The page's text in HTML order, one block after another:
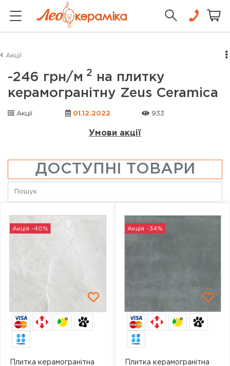
Акції
-246 грн/м 2
на плитку
керамогранітну Zeus Ceramica
Акції 01.12.2022 933
Умови акції
ДОСТУПНІ ТОВАРИ
Акція -40%
6
Плитка керамогранітна
Акція -34%
6
Плитка керамогранітна